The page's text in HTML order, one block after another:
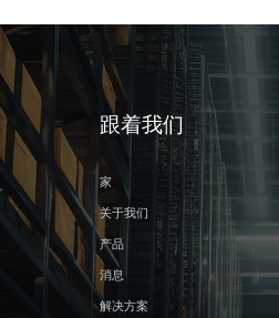
跟着我们
家
关于我们
产品
消息
解决方案